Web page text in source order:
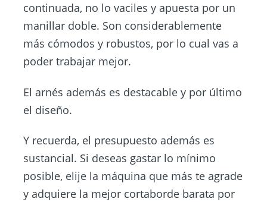
continuada, no lo vaciles y apuesta por un
manillar doble. Son considerablemente
más cómodos y robustos, por lo cual vas a
poder trabajar mejor.
El arnés además es destacable y por último
el diseño.
Y recuerda, el presupuesto además es
sustancial. Si deseas gastar lo mínimo
posible, elije la máquina que más te agrade
y adquiere la mejor cortaborde barata por